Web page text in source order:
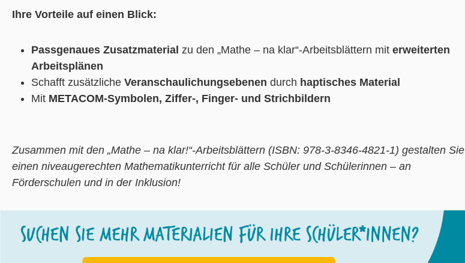
Ihre Vorteile auf einen Blick:
Passgenaues Zusatzmaterial zu den „Mathe – na klar“-Arbeitsblättern mit erweiterten
Arbeitsplänen
Schafft zusätzliche Veranschaulichungsebenen durch haptisches Material
Mit METACOM-Symbolen, Ziffer-, Finger- und Strichbildern
Zusammen mit den „Mathe – na klar!“-Arbeitsblättern (ISBN: 978-3-8346-4821-1) gestalten Sie
einen niveaugerechten Mathematikunterricht für alle Schüler und Schülerinnen – an
Förderschulen und in der Inklusion!